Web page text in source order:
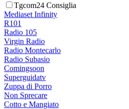
Tgcom24 Consiglia
Mediaset Infinity
R101
Radio 105
Virgin Radio
Radio Montecarlo
Radio Subasio
Comingsoon
Superguidatv
Zuppa di Porro
Non Sprecare
Cotto e Mangiato